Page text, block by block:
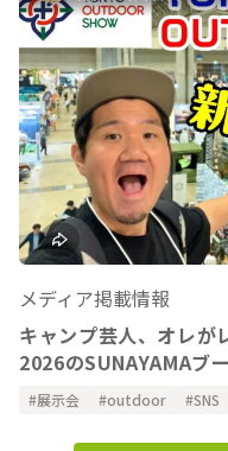
メディア掲載情報
キャンプ芸人、オレがレ
2026のSUNAYAMAブ
展示会 outdoor SNS